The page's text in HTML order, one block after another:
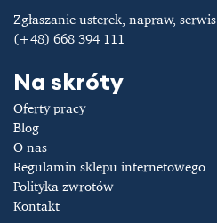
Zgłaszanie usterek, napraw, serwis
(+48) 668 394 111
Na skróty
Oferty pracy
Blog
O nas
Regulamin sklepu internetowego
Polityka zwrotów
Kontakt